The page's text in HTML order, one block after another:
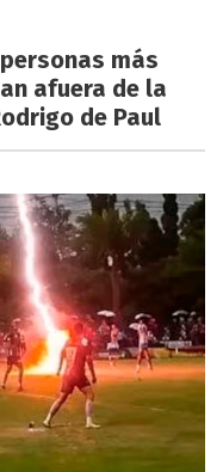
más
afuera de la
de Paul